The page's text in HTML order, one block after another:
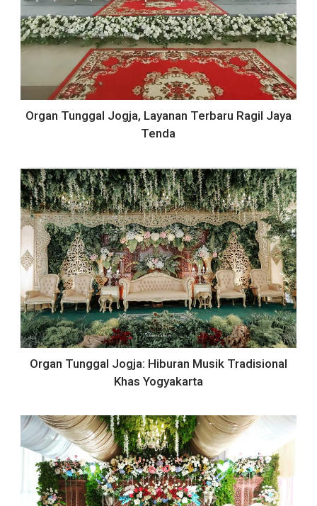
Organ Tunggal Jogja, Layanan Terbaru Ragil Jaya
Tenda
Organ Tunggal Jogja: Hiburan Musik Tradisional
Khas Yogyakarta